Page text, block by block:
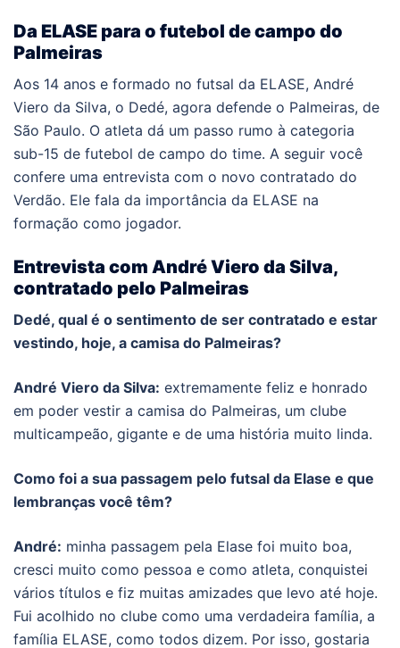
Da ELASE para o futebol de campo do
Palmeiras
Aos 14 anos e formado no futsal da ELASE, André
Viero da Silva, o Dedé, agora defende o Palmeiras, de
São Paulo. O atleta dá um passo rumo à categoria
sub-15 de futebol de campo do time. A seguir você
confere uma entrevista com o novo contratado do
Verdão. Ele fala da importância da ELASE na
formação como jogador.
Entrevista com André Viero da Silva,
contratado pelo Palmeiras
Dedé, qual é o sentimento de ser contratado e estar
vestindo, hoje, a camisa do Palmeiras?
André Viero da Silva: extremamente feliz e honrado
em poder vestir a camisa do Palmeiras, um clube
multicampeão, gigante e de uma história muito linda.
Como foi a sua passagem pelo futsal da Elase e que
lembranças você têm?
André: minha passagem pela Elase foi muito boa,
cresci muito como pessoa e como atleta, conquistei
vários títulos e fiz muitas amizades que levo até hoje.
Fui acolhido no clube como uma verdadeira família, a
família ELASE, como todos dizem. Por isso, gostaria